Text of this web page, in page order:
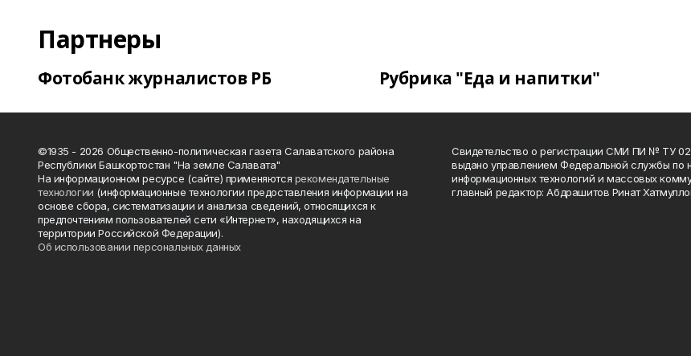
Партнеры
Фотобанк журналистов РБ Рубрика "Еда и напитки"
©1935 - 2026 Общественно-политическая газета Салаватского района
Республики Башкортостан "На земле Салавата"
На информационном ресурсе (сайте) применяются рекомендательные
технологии (информационные технологии предоставления информации на
основе сбора, систематизации и анализа сведений, относящихся к
предпочтениям пользователей сети «Интернет», находящихся на
территории Российской Федерации).
Об использовании персональных данных
Свидетельство о регистрации СМИ ПИ № ТУ 02-
выдано управлением Федеральной службы по
информационных технологий и массовых
главный редактор: Абдрашитов Ринат